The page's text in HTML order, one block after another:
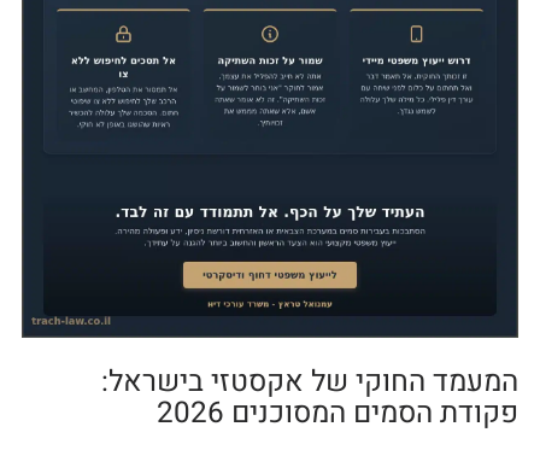
המעמד החוקי של אקסטזי בישראל:
פקודת הסמים המסוכנים 2026